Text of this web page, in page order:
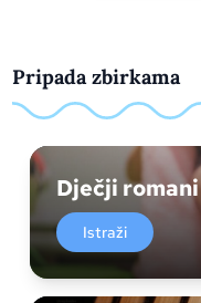
Pripada zbirkama
Dječji romani
Istraži